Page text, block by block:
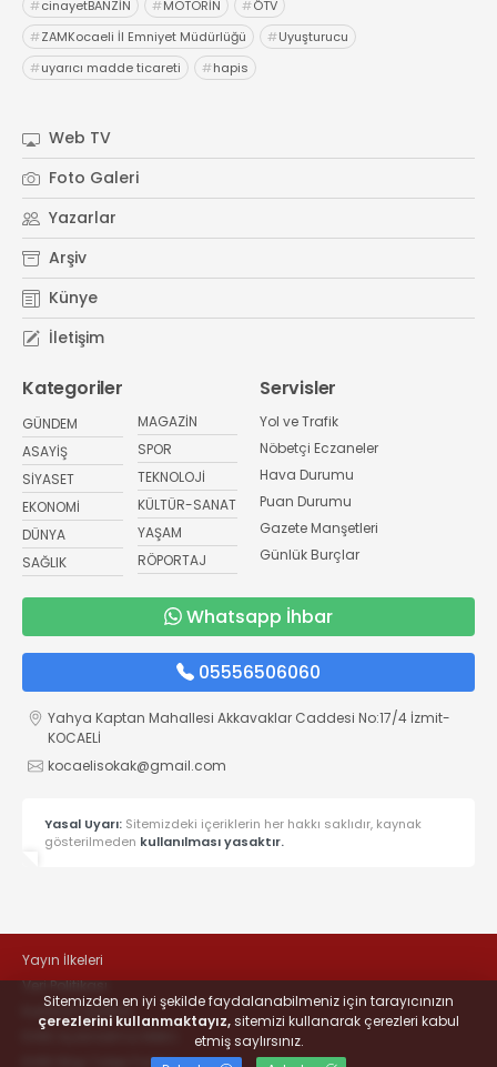
#cinayetBANZİN #MOTORİN #ÖTV
#ZAMKocaeli İl Emniyet Müdürlüğü #Uyuşturucu
#uyarıcı madde ticareti #hapis
Web TV
Foto Galeri
Yazarlar
Arşiv
Künye
İletişim
Kategoriler
GÜNDEM
ASAYİŞ
SİYASET
EKONOMİ
DÜNYA
SAĞLIK
MAGAZİN
SPOR
TEKNOLOJİ
KÜLTÜR-SANAT
YAŞAM
RÖPORTAJ
Servisler
Yol ve Trafik
Nöbetçi Eczaneler
Hava Durumu
Puan Durumu
Gazete Manşetleri
Günlük Burçlar
Whatsapp İhbar
05556506060
Yahya Kaptan Mahallesi Akkavaklar Caddesi No:17/4 İzmit-
KOCAELİ
kocaelisokak@gmail.com
Yasal Uyarı: Sitemizdeki içeriklerin her hakkı saklıdır, kaynak
gösterilmeden kullanılması yasaktır.
Yayın İlkeleri
Veri Politikası
Kullanım Şartları
KVKK Bilgi Talep Formu
Sitemizden en iyi şekilde faydalanabilmeniz için tarayıcınızın
çerezlerini kullanmaktayız,sitemizi kullanarak çerezleri kabul
etmiş saylırsınız.